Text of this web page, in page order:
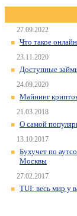
27.09.2022
Что такое
23.11.2020
Доступные
24.09.2020
Майнинг
21.03.2018
О самой
13.10.2017
Бухучет по
Москвы
27.02.2017
TUI: весь мир у